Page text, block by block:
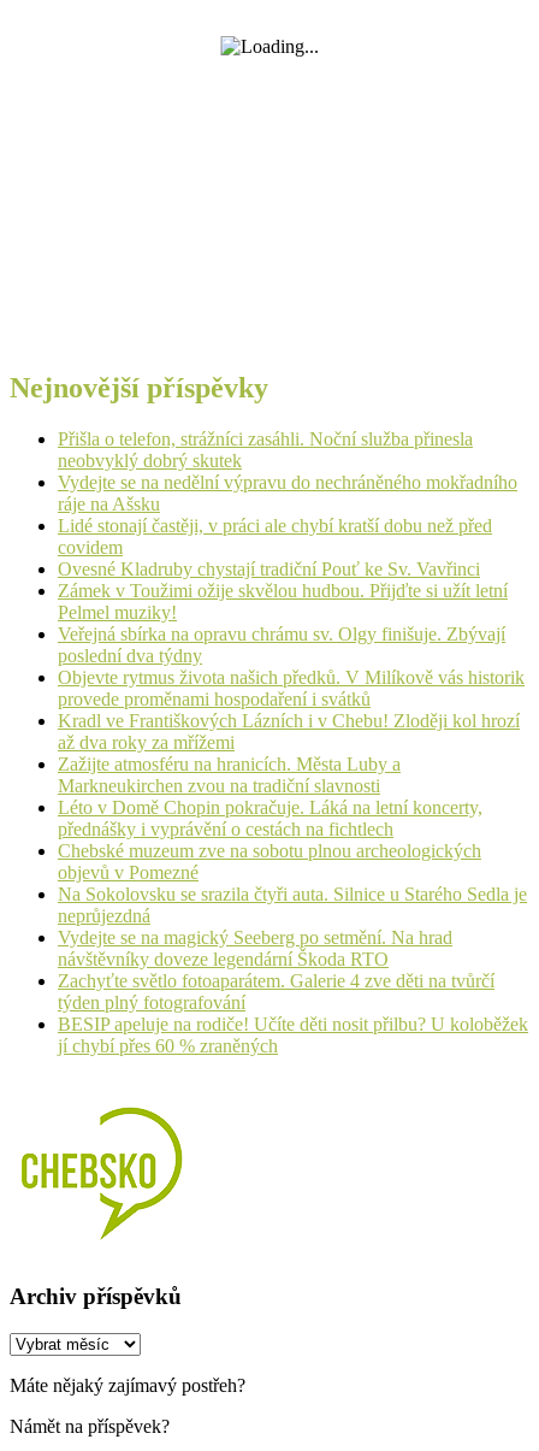
Nejnovější příspěvky
Přišla o telefon, strážníci zasáhli. Noční služba přinesla
neobvyklý dobrý skutek
Vydejte se na nedělní výpravu do nechráněného mokřadního
ráje na Ašsku
Lidé stonají častěji, v práci ale chybí kratší dobu než před
covidem
Ovesné Kladruby chystají tradiční Pouť ke Sv. Vavřinci
Zámek v Toužimi ožije skvělou hudbou. Přijďte si užít letní
Pelmel muziky!
Veřejná sbírka na opravu chrámu sv. Olgy finišuje. Zbývají
poslední dva týdny
Objevte rytmus života našich předků. V Milíkově vás historik
provede proměnami hospodaření i svátků
Kradl ve Františkových Lázních i v Chebu! Zloději kol hrozí
až dva roky za mřížemi
Zažijte atmosféru na hranicích. Města Luby a
Markneukirchen zvou na tradiční slavnosti
Léto v Domě Chopin pokračuje. Láká na letní koncerty,
přednášky i vyprávění o cestách na fichtlech
Chebské muzeum zve na sobotu plnou archeologických
objevů v Pomezné
Na Sokolovsku se srazila čtyři auta. Silnice u Starého Sedla je
neprůjezdná
Vydejte se na magický Seeberg po setmění. Na hrad
návštěvníky doveze legendární Škoda RTO
Zachyťte světlo fotoaparátem. Galerie 4 zve děti na tvůrčí
týden plný fotografování
BESIP apeluje na rodiče! Učíte děti nosit přilbu? U koloběžek
jí chybí přes 60 % zraněných
Archiv příspěvků
Archiv
Máte nějaký zajímavý postřeh?
Námět na příspěvek?